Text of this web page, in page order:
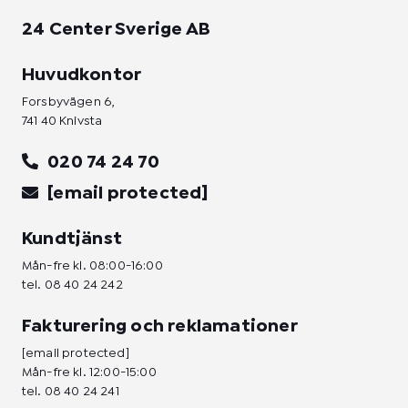
24 Center Sverige AB
Huvudkontor
Forsbyvägen 6,
741 40 Knivsta
020 74 24 70
[email protected]
Kundtjänst
Mån-fre kl. 08:00-16:00
tel. 08 40 24 242
Fakturering och reklamationer
[email protected]
Mån-fre kl. 12:00-15:00
tel. 08 40 24 241